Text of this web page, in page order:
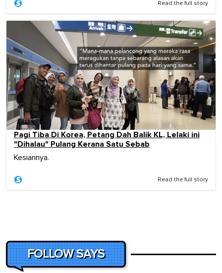
Read the full story
Pagi Tiba Di Korea, Petang Dah Balik KL, Lelaki ini
"Dihalau" Pulang Kerana Satu Sebab
Kesiannya.
Read the full story
FOLLOW SAYS